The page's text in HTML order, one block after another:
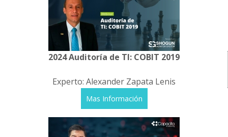
2024 Auditoría de TI: COBIT 2019
Experto: Alexander Zapata Lenis
Mas Información